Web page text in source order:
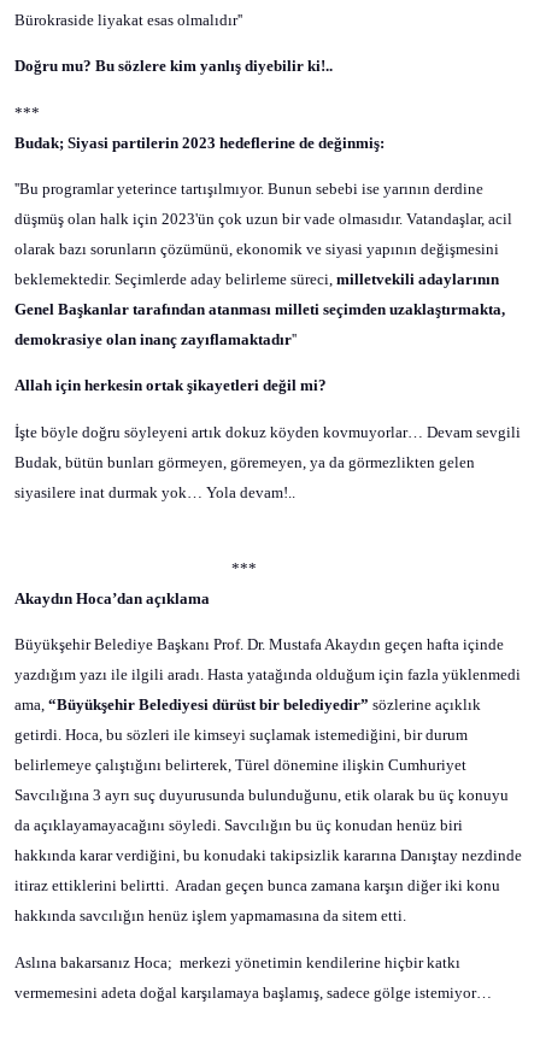
Bürokraside liyakat esas olmalıdır''
Doğru mu? Bu sözlere kim yanlış diyebilir ki!..
***
Budak; Siyasi partilerin 2023 hedeflerine de değinmiş:
''Bu programlar yeterince tartışılmıyor. Bunun sebebi ise yarının derdine
düşmüş olan halk için 2023'ün çok uzun bir vade olmasıdır. Vatandaşlar, acil
olarak bazı sorunların çözümünü, ekonomik ve siyasi yapının değişmesini
beklemektedir. Seçimlerde aday belirleme süreci, milletvekili adaylarının
Genel Başkanlar tarafından atanması milleti seçimden uzaklaştırmakta,
demokrasiye olan inanç zayıflamaktadır''
Allah için herkesin ortak şikayetleri değil mi?
İşte böyle doğru söyleyeni artık dokuz köyden kovmuyorlar… Devam sevgili
Budak, bütün bunları görmeyen, göremeyen, ya da görmezlikten gelen
siyasilere inat durmak yok… Yola devam!..
***
Akaydın Hoca’dan açıklama
Büyükşehir Belediye Başkanı Prof. Dr. Mustafa Akaydın geçen hafta içinde
yazdığım yazı ile ilgili aradı. Hasta yatağında olduğum için fazla yüklenmedi
ama, “Büyükşehir Belediyesi dürüst bir belediyedir” sözlerine açıklık
getirdi. Hoca, bu sözleri ile kimseyi suçlamak istemediğini, bir durum
belirlemeye çalıştığını belirterek, Türel dönemine ilişkin Cumhuriyet
Savcılığına 3 ayrı suç duyurusunda bulunduğunu, etik olarak bu üç konuyu
da açıklayamayacağını söyledi. Savcılığın bu üç konudan henüz biri
hakkında karar verdiğini, bu konudaki takipsizlik kararına Danıştay nezdinde
itiraz ettiklerini belirtti. Aradan geçen bunca zamana karşın diğer iki konu
hakkında savcılığın henüz işlem yapmamasına da sitem etti.
Aslına bakarsanız Hoca; merkezi yönetimin kendilerine hiçbir katkı
vermemesini adeta doğal karşılamaya başlamış, sadece gölge istemiyor…